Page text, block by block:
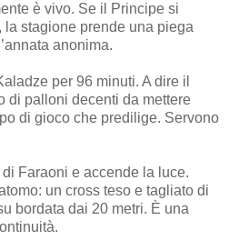
è vivo. Se il Principe si
stagione prende una piega
anonima.
per 96 minuti. A dire il
di palloni decenti da mettere
di gioco che predilige. Servono
Faraoni e accende la luce.
un cross teso e tagliato di
bordata dai 20 metri. È una